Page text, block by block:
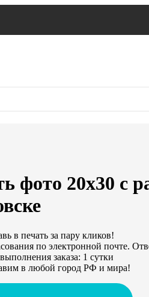
фото 20х30 с
в печать за пару кликов!
по электронной почте.
заказа: 1 сутки
в любой город РФ и мира!